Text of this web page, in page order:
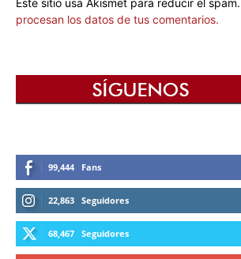
procesan los datos de tus comentarios.
99,444 Fans
22,863 Seguidores
68,467 Seguidores